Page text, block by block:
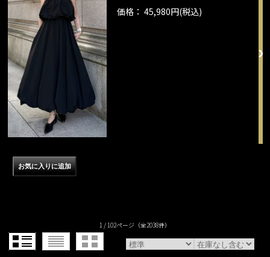
価格： 45,980円(税込)
1 / 102ページ （全2038件）